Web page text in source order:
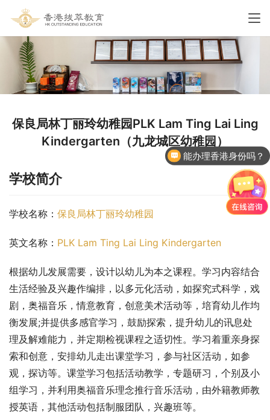
保良局林丁丽玲幼稚园PLK Lam Ting Lai Ling
Kindergarten（九龙城区幼稚园）
学校简介
学校名称： 保良局林丁丽玲幼稚园
英文名称： PLK Lam Ting Lai Ling Kindergarten
根据幼儿发展需要，设计以幼儿为本之课程。学习内容结合
生活经验及兴趣作编排，以多元化活动，如探究式科学，戏
剧，奥福音乐，情意教育，创意美术活动等，培育幼儿作均
衡发展;并提供多感官学习，鼓励探索，提升幼儿的讯息处
理及解难能力，并定期检视课程之适切性。学习着重亲身探
索和创意，安排幼儿走出课堂学习，参与社区活动，如参
观，探访等。课堂学习包括活动教学，专题研习，个别及小
组学习，并利用奥福音乐理念推行音乐活动，由外籍教师教
授英语，其他活动包括制服团队，兴趣班等。
能办理香港身份吗？
香港国际学校申请